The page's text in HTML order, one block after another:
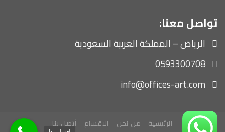
تواصل معنا:
الرياض – المملكة العربية السعودية
0593300708
info@offices-art.com
الرئيسية من نحن الاقسام أتصل بنا